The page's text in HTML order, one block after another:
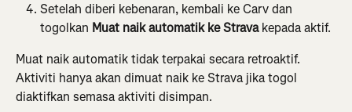
Setelah diberi kebenaran, kembali ke Carv dan
togolkan Muat naik automatik ke Strava kepada aktif.
Muat naik automatik tidak terpakai secara retroaktif.
Aktiviti hanya akan dimuat naik ke Strava jika togol
diaktifkan semasa aktiviti disimpan.